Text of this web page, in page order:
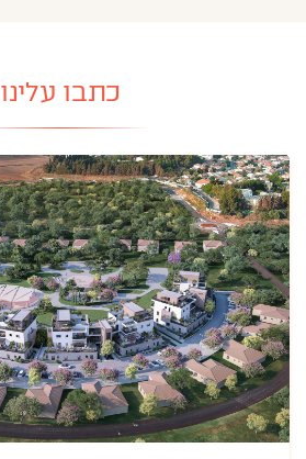
כתבו עלינו